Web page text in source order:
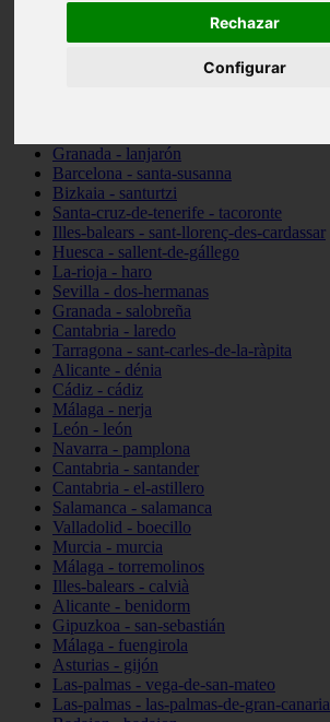
Rechazar
Configurar
Granada - lanjarón
Barcelona - santa-susanna
Bizkaia - santurtzi
Santa-cruz-de-tenerife - tacoronte
Illes-balears - sant-llorenç-des-cardassar
Huesca - sallent-de-gállego
La-rioja - haro
Sevilla - dos-hermanas
Granada - salobreña
Cantabria - laredo
Tarragona - sant-carles-de-la-ràpita
Alicante - dénia
Cádiz - cádiz
Málaga - nerja
León - león
Navarra - pamplona
Cantabria - santander
Cantabria - el-astillero
Salamanca - salamanca
Valladolid - boecillo
Murcia - murcia
Málaga - torremolinos
Illes-balears - calvià
Alicante - benidorm
Gipuzkoa - san-sebastián
Málaga - fuengirola
Asturias - gijón
Las-palmas - vega-de-san-mateo
Las-palmas - las-palmas-de-gran-canaria